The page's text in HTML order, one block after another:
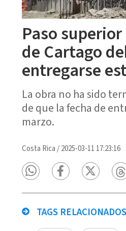
Paso
de Cartago
entregarse
La obra no ha sido
de que la fecha de
marzo.
Costa Rica /2025-03-11 17:23:16
TAGS